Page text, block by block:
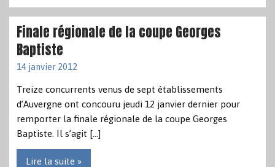
Finale régionale de la coupe Georges
Baptiste
14 janvier 2012
Treize concurrents venus de sept établissements
d’Auvergne ont concouru jeudi 12 janvier dernier pour
remporter la finale régionale de la coupe Georges
Baptiste. Il s’agit […]
Lire la suite »